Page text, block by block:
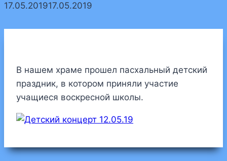
17.05.201917.05.2019
В нашем храме прошел пасхальный детский
праздник, в котором приняли участие
учащиеся воскресной школы.